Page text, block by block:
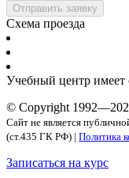
Отправить заявку
Схема проезда
Учебный центр имеет
© Copyright
Сайт не является
(ст.435 ГК РФ) | Политика
Записаться на курс